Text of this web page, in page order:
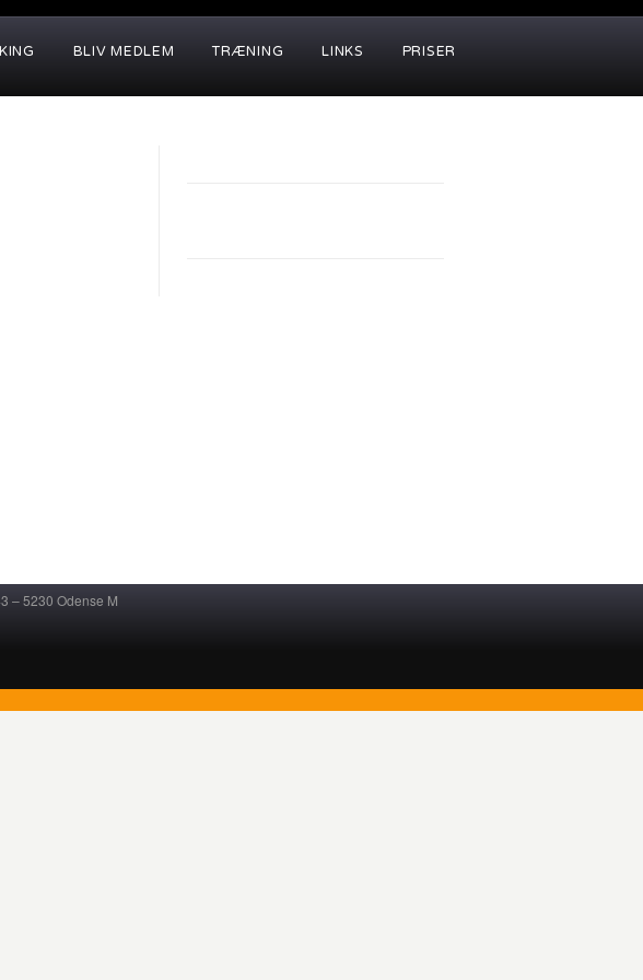
BLIV MEDLEM TRÆNING LINKS PRISER
– 5230 Odense M